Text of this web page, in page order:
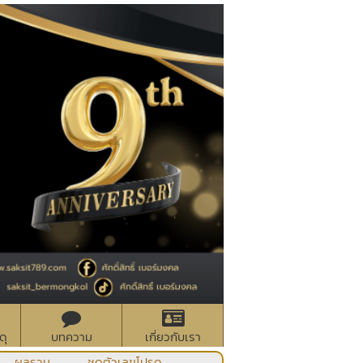
บทความ
เกี่ยวกับเรา